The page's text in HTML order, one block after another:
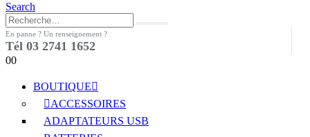
Search
En panne ? Un renseignement ?
Tél 03 2741 1652
00
BOUTIQUE
ACCESSOIRES
ADAPTATEURS USB